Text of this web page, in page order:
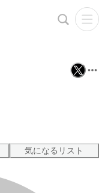
気になるリスト